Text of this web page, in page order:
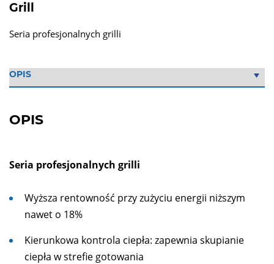
Grill
Seria profesjonalnych grilli
OPIS
Seria profesjonalnych grilli
Wyższa rentowność przy zużyciu energii niższym
nawet o 18%
Kierunkowa kontrola ciepła: zapewnia skupianie
ciepła w strefie gotowania